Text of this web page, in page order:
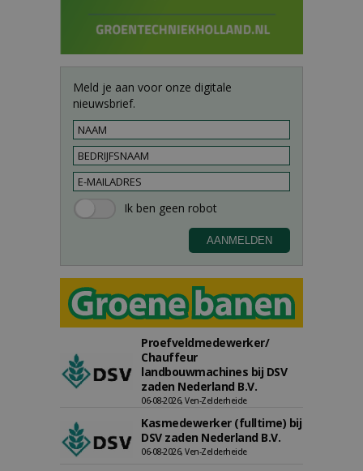
Meld je aan voor onze digitale
nieuwsbrief.
Proefveldmedewerker/
Chauffeur
landbouwmachines bij DSV
zaden Nederland B.V.
06-08-2026, Ven-Zelderheide
Kasmedewerker (fulltime) bij
DSV zaden Nederland B.V.
06-08-2026, Ven-Zelderheide